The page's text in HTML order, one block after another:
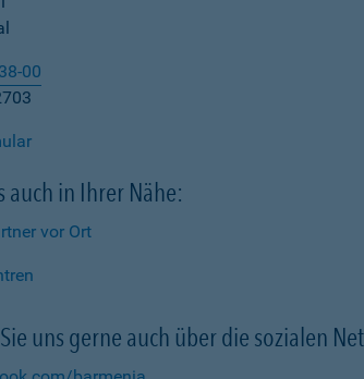
00
auch in Ihrer Nähe:
vor Ort
uns gerne auch über die sozialen